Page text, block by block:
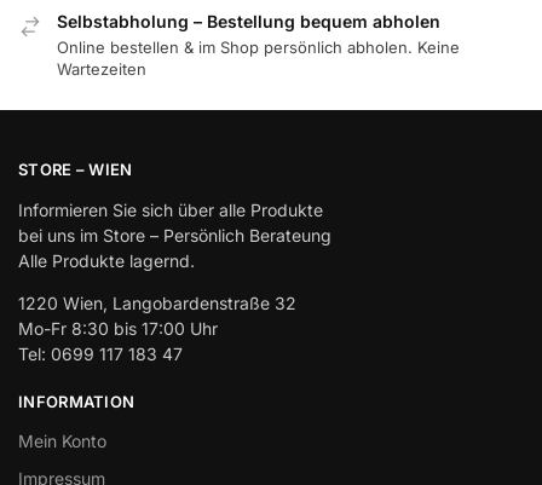
Selbstabholung – Bestellung bequem abholen
Online bestellen & im Shop persönlich abholen. Keine
Wartezeiten
STORE – WIEN
Informieren Sie sich über alle Produkte
bei uns im Store – Persönlich Berateung
Alle Produkte lagernd.
1220 Wien, Langobardenstraße 32
Mo-Fr 8:30 bis 17:00 Uhr
Tel: 0699 117 183 47
INFORMATION
Mein Konto
Impressum